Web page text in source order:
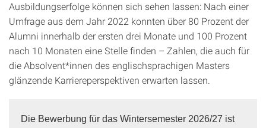
Ausbildungserfolge können sich sehen lassen: Nach einer
Umfrage aus dem Jahr 2022 konnten über 80 Prozent der
Alumni innerhalb der ersten drei Monate und 100 Prozent
nach 10 Monaten eine Stelle finden – Zahlen, die auch für
die Absolvent*innen des englischsprachigen Masters
glänzende Karriereperspektiven erwarten lassen.
Die Bewerbung für das Wintersemester 2026/27 ist